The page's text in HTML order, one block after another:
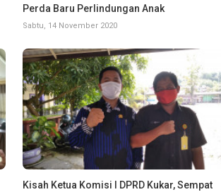
Perda Baru Perlindungan Anak
Sabtu, 14 November 2020
Kisah Ketua Komisi I DPRD Kukar, Sempat